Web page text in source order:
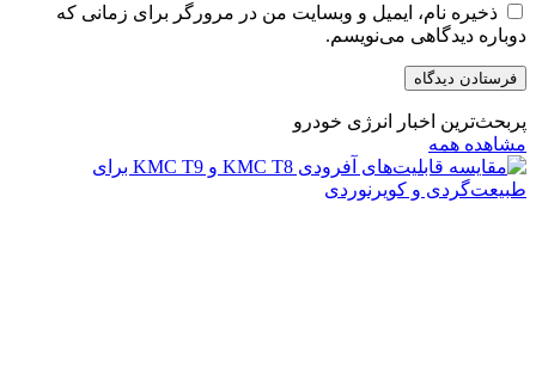
ذخیره نام، ایمیل و وبسایت من در مرورگر برای زمانی که
دوباره دیدگاهی می‌نویسم.
پربحث‌ترین اخبار انرژی خودرو
مشاهده همه